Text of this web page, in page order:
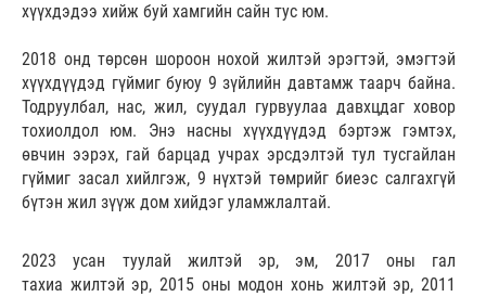
хүүхдэдээ хийж буй хамгийн сайн тус юм.
2018 онд төрсөн шороон нохой жилтэй эрэгтэй, эмэгтэй
хүүхдүүдэд гүймиг буюу 9 зүйлийн давтамж таарч байна.
Тодруулбал, нас, жил, суудал гурвуулаа давхцдаг ховор
тохиолдол юм. Энэ насны хүүхдүүдэд бэртэж гэмтэх,
өвчин ээрэх, гай барцад учрах эрсдэлтэй тул тусгайлан
гүймиг засал хийлгэж, 9 нүхтэй төмрийг биеэс салгахгүй
бүтэн жил зүүж дом хийдэг уламжлалтай.
2023 усан туулай жилтэй эр, эм, 2017 оны гал
тахиа жилтэй эр, 2015 оны модон хонь жилтэй эр, 2011